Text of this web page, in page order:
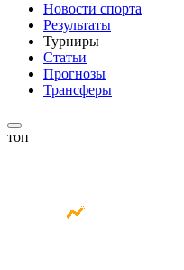
Новости спорта
Результаты
Турниры
Статьи
Прогнозы
Трансферы
топ